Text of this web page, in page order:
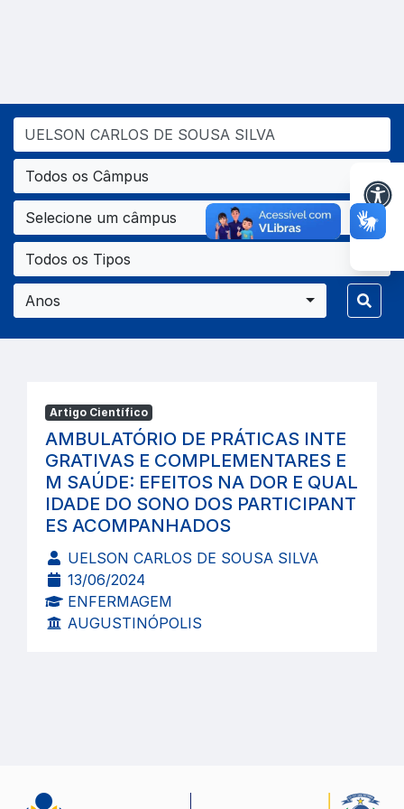
Todos os Câmpus
Selecione um câmpus
Todos os Tipos
Anos
Artigo Científico
AMBULATÓRIO DE PRÁTICAS INTE
GRATIVAS E COMPLEMENTARES E
M SAÚDE: EFEITOS NA DOR E QUAL
IDADE DO SONO DOS PARTICIPANT
ES ACOMPANHADOS
UELSON CARLOS DE SOUSA SILVA
13/06/2024
ENFERMAGEM
AUGUSTINÓPOLIS